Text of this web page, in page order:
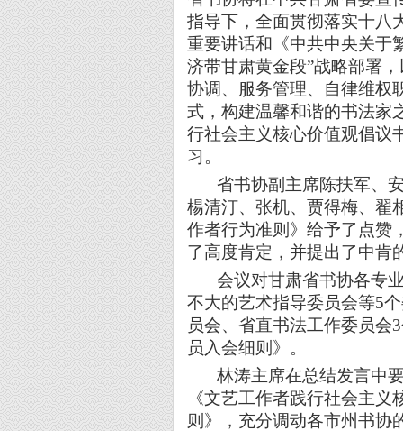
指导下，全面贯彻落实十八
重要讲话和《中共中央关于
济带甘肃黄金段”战略部署
协调、服务管理、自律维权
式，构建温馨和谐的书法家
行社会主义核心价值观倡议
习。
省书协副主席陈扶军、
楊清汀、张机、贾得梅、翟
作者行为准则》给予了点赞
了高度肯定，并提出了中肯
会议对甘肃省书协各专
不大的艺术指导委员会等5
员会、省直书法工作委员会
员入会细则》。
林涛主席在总结发言中
《文艺工作者践行社会主
则》，充分调动各市州书协